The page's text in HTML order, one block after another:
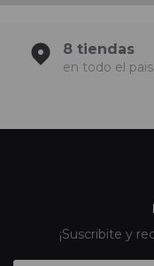
8 tiendas
en todo el pais
¡Suscribite y